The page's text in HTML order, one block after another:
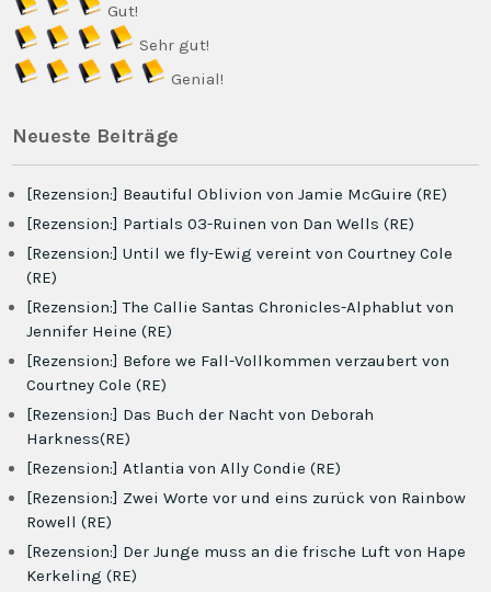
Gut!
Sehr gut!
Genial!
Neueste Beiträge
[Rezension:] Beautiful Oblivion von Jamie McGuire (RE)
[Rezension:] Partials 03-Ruinen von Dan Wells (RE)
[Rezension:] Until we fly-Ewig vereint von Courtney Cole
(RE)
[Rezension:] The Callie Santas Chronicles-Alphablut von
Jennifer Heine (RE)
[Rezension:] Before we Fall-Vollkommen verzaubert von
Courtney Cole (RE)
[Rezension:] Das Buch der Nacht von Deborah
Harkness(RE)
[Rezension:] Atlantia von Ally Condie (RE)
[Rezension:] Zwei Worte vor und eins zurück von Rainbow
Rowell (RE)
[Rezension:] Der Junge muss an die frische Luft von Hape
Kerkeling (RE)